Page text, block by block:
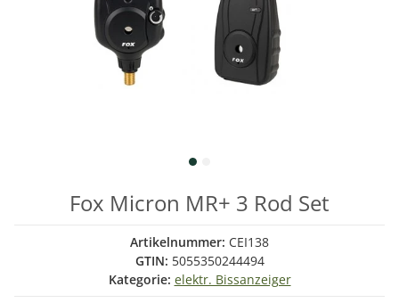
Fox Micron MR+ 3 Rod Set
Artikelnummer: CEI138
GTIN: 5055350244494
Kategorie: elektr. Bissanzeiger